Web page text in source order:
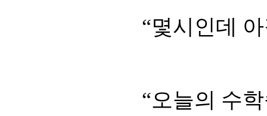
“몇시인데
“오늘의 수